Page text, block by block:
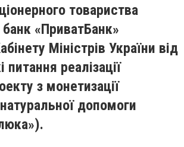
товариства
«ПриватБанк»
Міністрів України від
реалізації
з монетизації
допомоги